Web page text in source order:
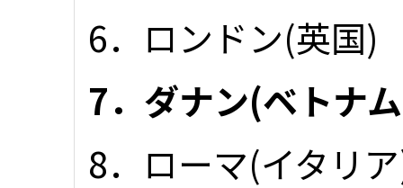
6．ロンドン(英国)
7．ダナン(ベトナ
8．ローマ(イタリ